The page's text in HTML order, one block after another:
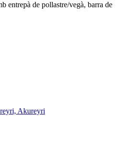
entrepà de pollastre/vegà, barra de
Akureyri